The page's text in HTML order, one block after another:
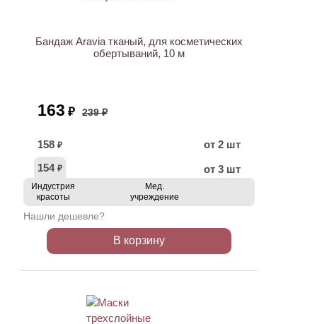
Бандаж Aravia тканый, для косметических
обертываний, 10 м
163 ₽ 239 ₽
158 ₽
от 2 шт
154 ₽ от 3 шт
Индустрия
красоты
Мед.
учреждение
Нашли дешевле?
В корзину